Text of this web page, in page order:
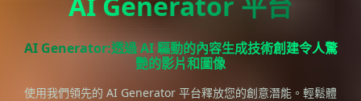
AI Generator:透過 AI 驅動的內容生成技術創建令人驚
艷的影片和圖像
使用我們領先的 AI Generator 平台釋放您的創意潛能。輕鬆體
代理模式